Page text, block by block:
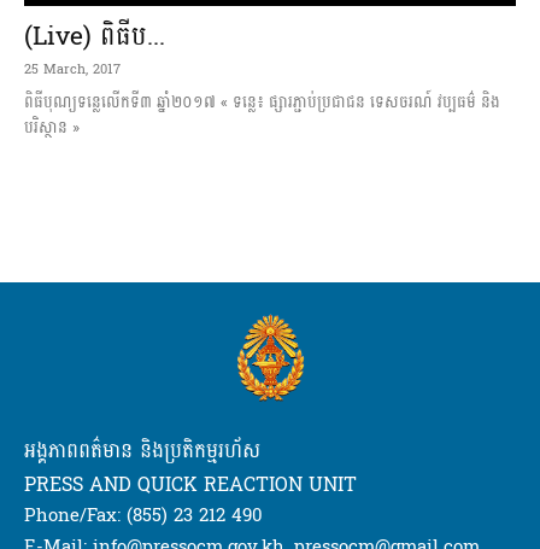
(Live) ពិធីប...
25 March, 2017
ពិធីបុណ្យទន្លេលើកទី៣ ឆ្នាំ២០១៧ « ទន្លេ៖ ផ្សារភ្ជាប់ប្រជាជន ទេសចរណ៍ វប្បធម៌ និង
បរិស្ថាន »
អង្គភាពពត៌មាន និងប្រតិកម្មរហ័ស
PRESS AND QUICK REACTION UNIT
Phone/Fax: (855) 23 212 490